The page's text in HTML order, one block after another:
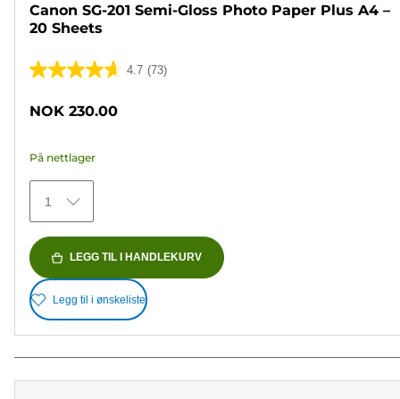
Canon SG-201 Semi-Gloss Photo Paper Plus A4 –
20 Sheets
4.7 (73)
4.7
5
73
omtaler
NOK 230.00
På nettlager
1
LEGG TIL I HANDLEKURV
Legg til i ønskeliste